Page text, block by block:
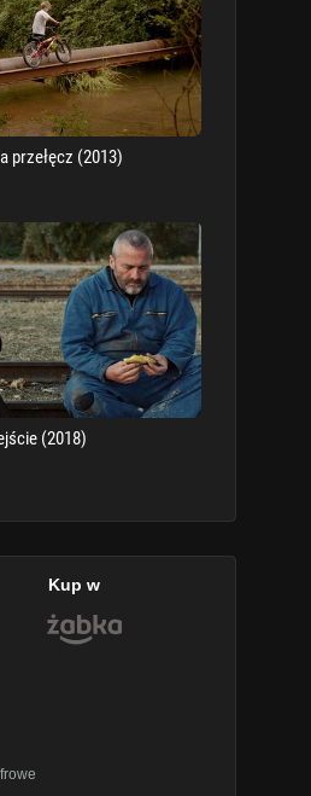
przełęcz (2013)
(2018)
Kup w